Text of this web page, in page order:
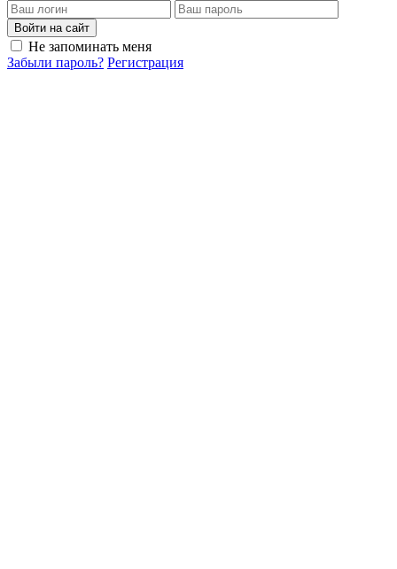
Войти на сайт
Не запоминать меня
Забыли пароль? Регистрация